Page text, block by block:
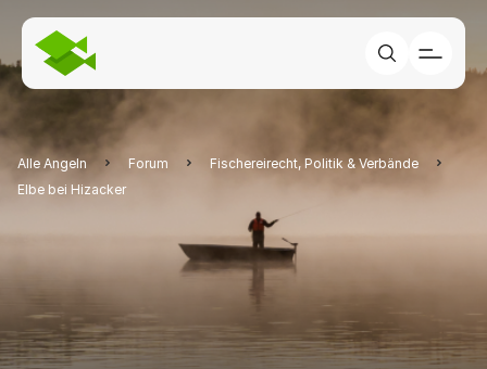
Alle Angeln Forum
Fischereirecht, Politik & Verbände
Elbe bei Hizacker